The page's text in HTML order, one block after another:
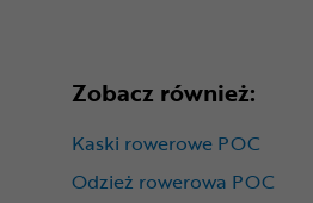
Zobacz również:
Kaski rowerowe POC
Odzież rowerowa POC